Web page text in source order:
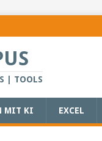
| TOOLS
MIT KI EXCEL